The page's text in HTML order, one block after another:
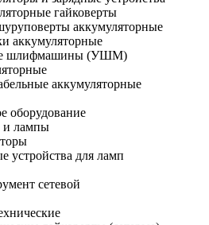
гайковерты
аккумуляторные
аккумуляторные
шлифмашины (УШМ)
аккумуляторные
оборудование
и лампы
устройства для ламп
сетевой